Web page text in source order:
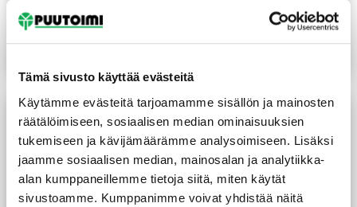
Tämä sivusto käyttää evästeitä
Käytämme evästeitä tarjoamamme sisällön ja mainosten
räätälöimiseen, sosiaalisen median ominaisuuksien
tukemiseen ja kävijämäärämme analysoimiseen. Lisäksi
jaamme sosiaalisen median, mainosalan ja analytiikka-
alan kumppaneillemme tietoja siitä, miten käytät
sivustoamme. Kumppanimme voivat yhdistää näitä
13,75€/KPL